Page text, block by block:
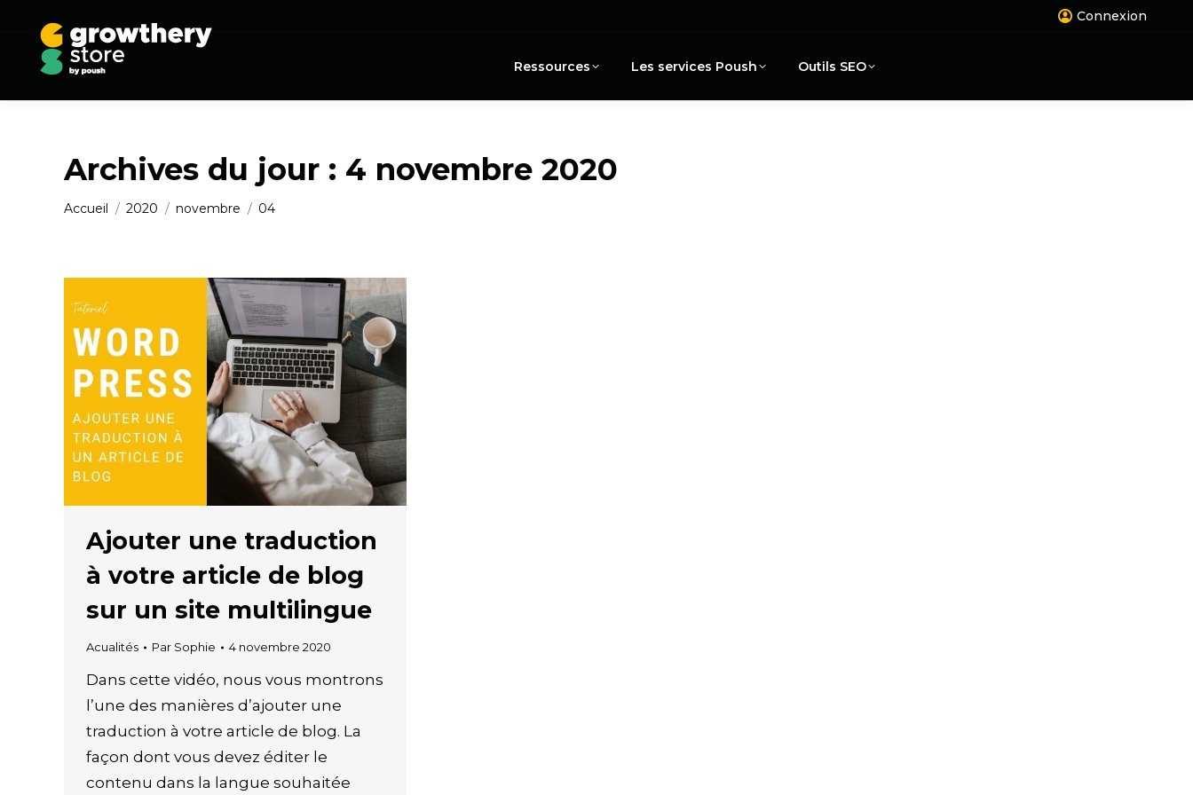
Connexion
Ressources Les services Poush Outils SEO
Archives du jour : 4 novembre 2020
Vous êtes ici :
Accueil 2020 novembre 04
Ajouter une traduction
à votre article de blog
sur un site multilingue
Acualités Par Sophie 4 novembre 2020
Dans cette vidéo, nous vous montrons
l’une des manières d’ajouter une
traduction à votre article de blog. La
façon dont vous devez éditer le
contenu dans la langue souhaitée